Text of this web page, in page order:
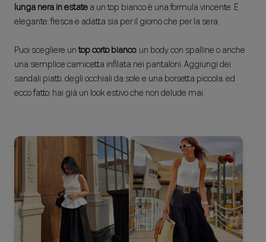
lunga nera in estatea un top bianco è una formula vincente. È
elegante, fresca e adatta sia per il giorno che per la sera.
Puoi scegliere untop corto bianco, un body con spalline o anche
una semplice camicetta infilata nei pantaloni. Aggiungi dei
sandali piatti, degli occhiali da sole e una borsetta piccola, ed
ecco fatto: hai già un look estivo che non delude mai.